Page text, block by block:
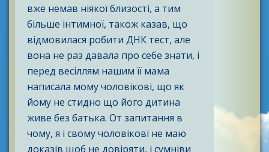
вже немав ніякої близості, а тим
більше інтимної, також казав, що
відмовилася робити ДНК тест, але
вона не раз давала про себе знати, і
перед весіллям нашим її мама
написала мому чоловікові, що як
йому не стидно що його дитина
живе без батька. От запитання в
чому, я і свому чоловікові не маю
доказів щоб не довіряти, і сумніви